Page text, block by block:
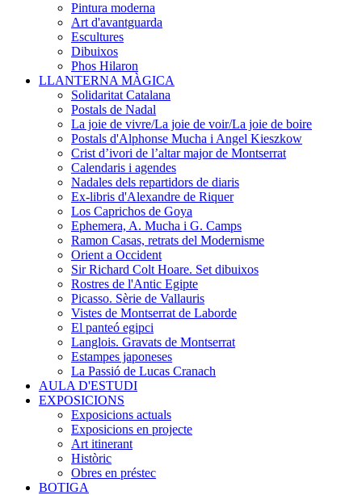
Pintura moderna
Art d'avantguarda
Escultures
Dibuixos
Phos Hilaron
LLANTERNA MÀGICA
Solidaritat Catalana
Postals de Nadal
La joie de vivre/La joie de voir/La joie de boire
Postals d'Alphonse Mucha i Angel Kieszkow
Crist d’ivori de l’altar major de Montserrat
Calendaris i agendes
Nadales dels repartidors de diaris
Ex-libris d'Alexandre de Riquer
Los Caprichos de Goya
Ephemera, A. Mucha i G. Camps
Ramon Casas, retrats del Modernisme
Orient a Occident
Sir Richard Colt Hoare. Set dibuixos
Rostres de l'Antic Egipte
Picasso. Sèrie de Vallauris
Vistes de Montserrat de Laborde
El panteó egipci
Langlois. Gravats de Montserrat
Estampes japoneses
La Passió de Lucas Cranach
AULA D'ESTUDI
EXPOSICIONS
Exposicions actuals
Exposicions en projecte
Art itinerant
Històric
Obres en préstec
BOTIGA